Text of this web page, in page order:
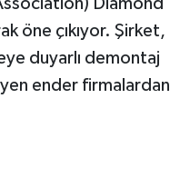
Diamond
öne çıkıyor. Şirket,
duyarlı demontaj
ender firmalardan